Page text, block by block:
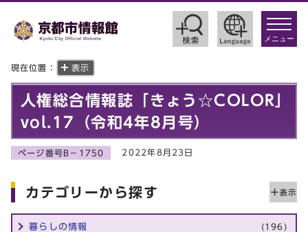
toggle
メニュー
現在位置： 表示
人権総合情報誌「きょう☆COLOR」
vol.17（令和4年8月号）
ページ番号B－1750 2022年8月23日
カテゴリーから探す
暮らしの情報 (196)